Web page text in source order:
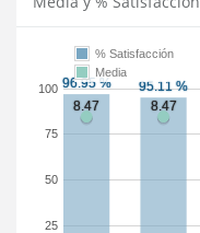
25
50
75
100
% Satisfacción
Media